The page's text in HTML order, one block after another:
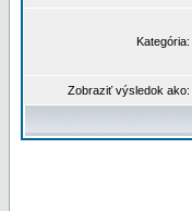
Kategória:
Zobraziť výsledok ako: